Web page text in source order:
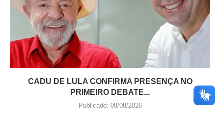
CADU DE LULA CONFIRMA PRESENÇA NO
PRIMEIRO DEBATE...
Publicado: 08/08/2026